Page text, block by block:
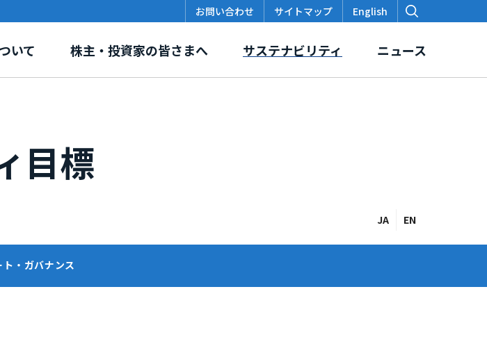
目標
JA EN
ト・ガバナンス
お問い合わせ サイトマップ English
ナンス グループ紹介
いて
子公告
SBI新生銀行ディスクロージャー・ポリシー
株主・投資家の皆さまへ
み イニシアティブ・外部評価
サステナビリティ ニュース